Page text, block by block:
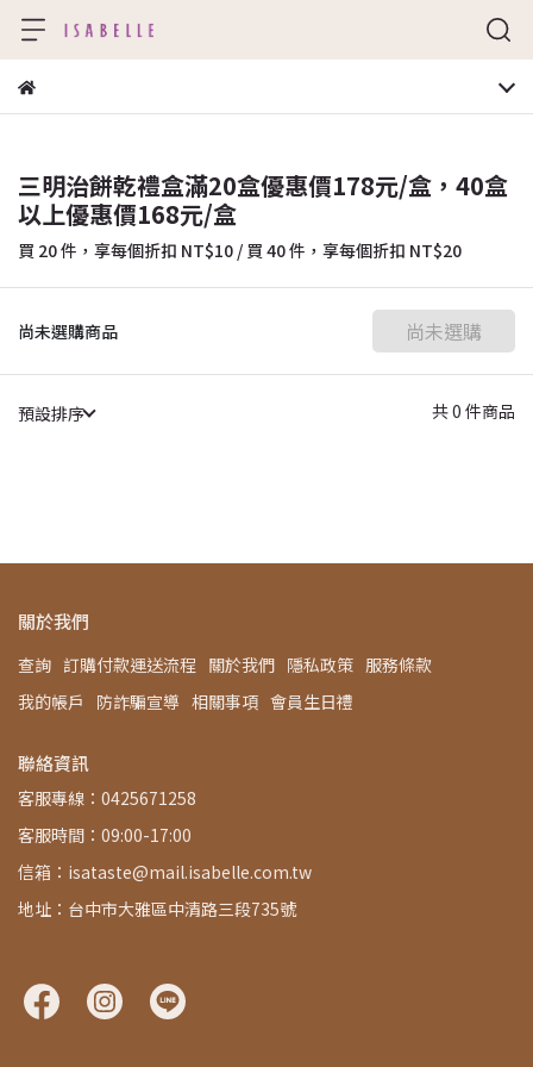
三明治餅乾禮盒滿20盒優惠價178元/盒，40盒
以上優惠價168元/盒
買 20 件， 享每個折扣 NT$10 / 買 40 件， 享每個折扣 NT$20
尚未選購商品 尚未選購
預設排序 共 0 件商品
關於我們
查詢 訂購付款運送流程 關於我們 隱私政策 服務條款
我的帳戶
防詐騙宣導 相關事項 會員生日禮
聯絡資訊
客服專線：0425671258
客服時間：09:00-17:00
信箱：isataste@mail.isabelle.com.tw
地址：台中市大雅區中清路三段735號